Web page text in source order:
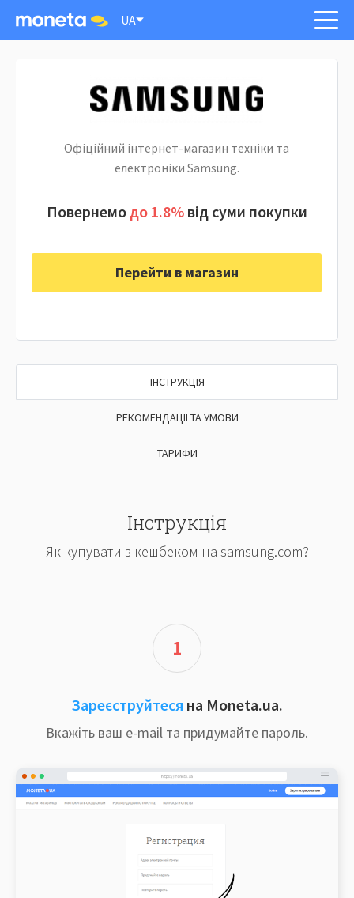
UA
Офіційний інтернет-магазин техніки та
електроніки Samsung.
Повернемо до 1.8%від суми покупки
ІНСТРУКЦІЯ
РЕКОМЕНДАЦІЇ ТА УМОВИ
ТАРИФИ
Інструкція
Як купувати з кешбеком на samsung.com?
1
Зареєструйтеся на Moneta.ua.
Вкажіть ваш e-mail та придумайте пароль.